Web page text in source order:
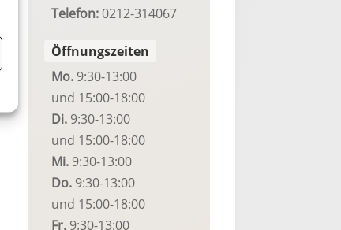
Telefon: 0212-314067
Öffnungszeiten
Mo.9:30-13:00
und 15:00-18:00
Di.9:30-13:00
und 15:00-18:00
Mi.9:30-13:00
Do.9:30-13:00
und 15:00-18:00
Fr.9:30-13:00